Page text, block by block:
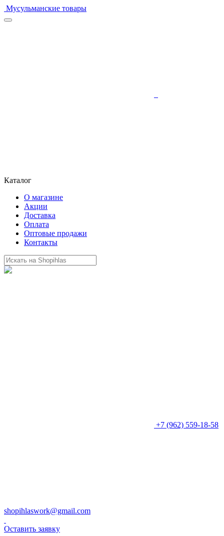
Мусульманские товары
Каталог
О магазине
Акции
Доставка
Оплата
Оптовые продажи
Контакты
+7 (962) 559-18-58
shopihlaswork@gmail.com
Оставить заявку